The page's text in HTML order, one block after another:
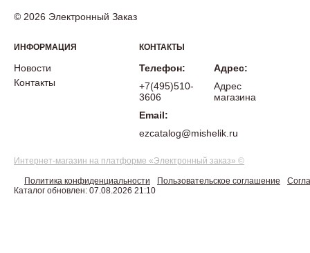
© 2026 Электронный Заказ
ИНФОРМАЦИЯ
Новости
Контакты
КОНТАКТЫ
Телефон:
+7(495)510-
3606
Email:
ezcatalog@mishelik.ru
Адрес:
Адрес
магазина
Интернет-магазин на платформе «Электронный заказ» ©
Политика конфиденциальности Пользовательское соглашение
Каталог обновлен: 07.08.2026 21:10